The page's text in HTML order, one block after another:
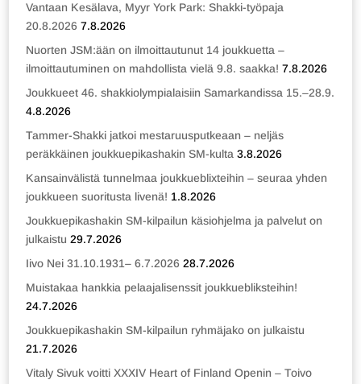
Vantaan Kesälava, Myyr York Park: Shakki-työpaja
20.8.2026 7.8.2026
Nuorten JSM:ään on ilmoittautunut 14 joukkuetta –
ilmoittautuminen on mahdollista vielä 9.8. saakka! 7.8.2026
Joukkueet 46. shakkiolympialaisiin Samarkandissa 15.–28.9.
4.8.2026
Tammer-Shakki jatkoi mestaruusputkeaan – neljäs
peräkkäinen joukkuepikashakin SM-kulta 3.8.2026
Kansainvälistä tunnelmaa joukkueblixteihin – seuraa yhden
joukkueen suoritusta livenä! 1.8.2026
Joukkuepikashakin SM-kilpailun käsiohjelma ja palvelut on
julkaistu 29.7.2026
Iivo Nei 31.10.1931– 6.7.2026 28.7.2026
Muistakaa hankkia pelaajalisenssit joukkuebliksteihin!
24.7.2026
Joukkuepikashakin SM-kilpailun ryhmäjako on julkaistu
21.7.2026
Vitaly Sivuk voitti XXXIV Heart of Finland Openin – Toivo